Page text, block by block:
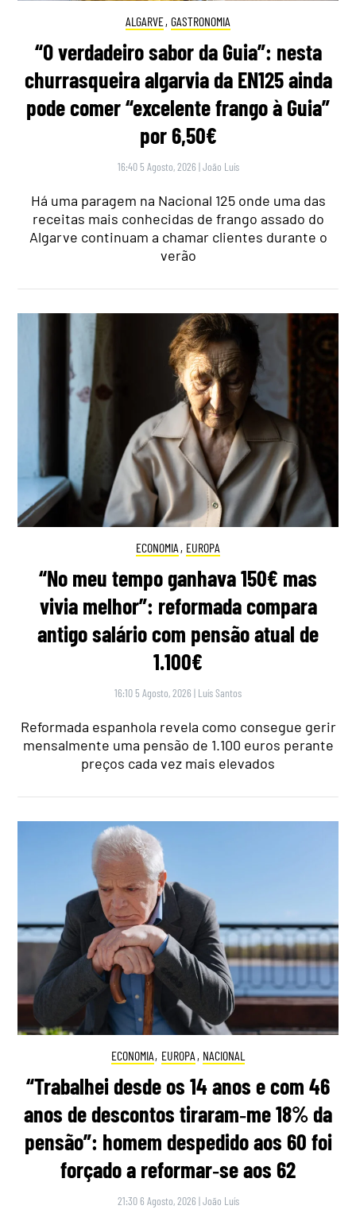
ALGARVE, GASTRONOMIA
“O verdadeiro sabor da Guia”: nesta
churrasqueira algarvia da EN125 ainda
pode comer “excelente frango à Guia”
por 6,50€
16:40 5 Agosto, 2026 |João Luís
Há uma paragem na Nacional 125 onde uma das
receitas mais conhecidas de frango assado do
Algarve continuam a chamar clientes durante o
verão
ECONOMIA , EUROPA
“No meu tempo ganhava 150€ mas
vivia melhor”: reformada compara
antigo salário com pensão atual de
1.100€
16:10 5 Agosto, 2026 | Luís Santos
Reformada espanhola revela como consegue gerir
mensalmente uma pensão de 1.100 euros perante
preços cada vez mais elevados
ECONOMIA, EUROPA , NACIONAL
“Trabalhei desde os 14 anos e com 46
anos de descontos tiraram‑me 18% da
pensão”: homem despedido aos 60 foi
forçado a reformar‑se aos 62
21:30 6 Agosto, 2026 |João Luís